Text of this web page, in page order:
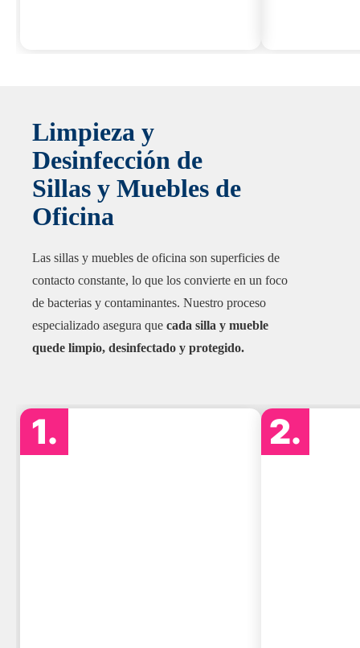
Limpieza y
Desinfección de
Sillas y Muebles de
Oficina
Las sillas y muebles de oficina son superficies de
contacto constante, lo que los convierte en un foco
de bacterias y contaminantes. Nuestro proceso
especializado asegura quecada silla y mueble
quede limpio, desinfectado y protegido.
1. 2.